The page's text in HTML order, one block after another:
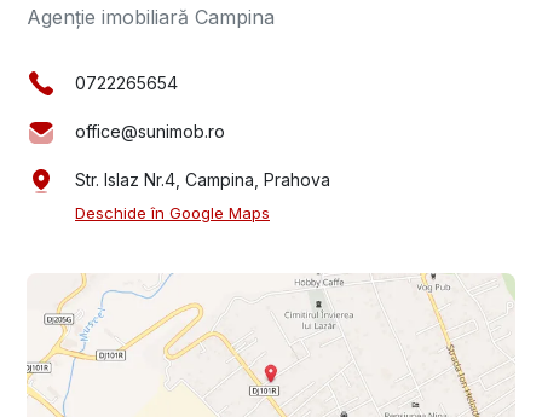
Agenție imobiliară Campina
0722265654
office@sunimob.ro
Str. Islaz Nr.4, Campina, Prahova
Deschide în Google Maps